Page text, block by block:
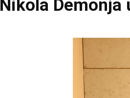
Nikola Demonja